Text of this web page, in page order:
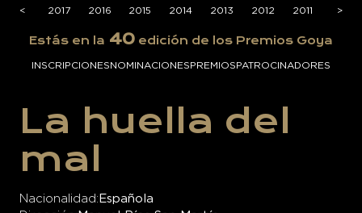
<
2018 2017 2016 2015 2014 2013 2012 2011 2010
>
Estás en la 40 edición de los Premios Goya
INSCRIPCIONESNOMINACIONESPREMIOSPATROCINADORES
La huella del
mal
Nacionalidad Española